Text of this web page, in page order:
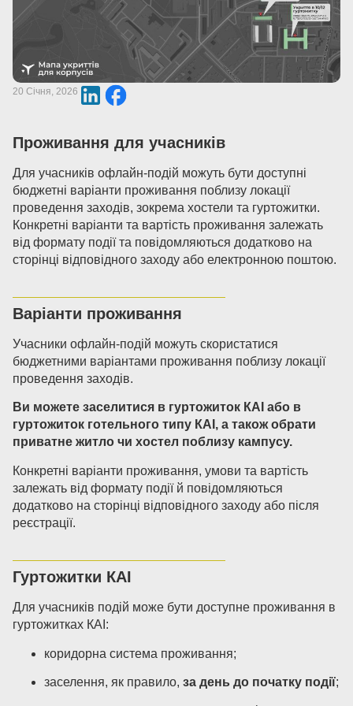
20 Січня, 2026
Проживання для учасників
Для учасників офлайн-подій можуть бути доступні
бюджетні варіанти проживання поблизу локації
проведення заходів, зокрема хостели та гуртожитки.
Конкретні варіанти та вартість проживання залежать
від формату події та повідомляються додатково на
сторінці відповідного заходу або електронною поштою.
Варіанти проживання
Учасники офлайн-подій можуть скористатися
бюджетними варіантами проживання поблизу локації
проведення заходів.
Ви можете заселитися в гуртожиток КАІ або в
гуртожиток готельного типу КАІ, а також обрати
приватне житло чи хостел поблизу кампусу.
Конкретні варіанти проживання, умови та вартість
залежать від формату події й повідомляються
додатково на сторінці відповідного заходу або після
реєстрації.
Гуртожитки КАІ
Для учасників подій може бути доступне проживання в
гуртожитках КАІ:
коридорна система проживання;
заселення, як правило, за день до початку події;